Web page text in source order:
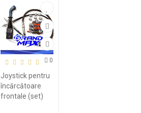
0
Joystick pentru
încărcătoare
frontale (set)